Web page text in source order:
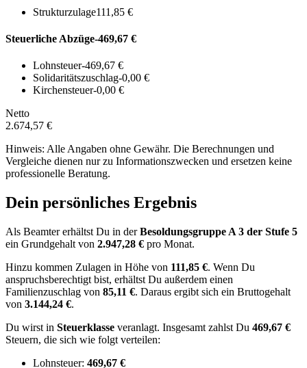
Strukturzulage111,85 €
Steuerliche Abzüge-469,67 €
Lohnsteuer-469,67 €
Solidaritätszuschlag-0,00 €
Kirchensteuer-0,00 €
Netto
2.674,57 €
Hinweis: Alle Angaben ohne Gewähr. Die Berechnungen und
Vergleiche dienen nur zu Informationszwecken und ersetzen keine
professionelle Beratung.
Dein persönliches Ergebnis
Als Beamter erhältst Du in derBesoldungsgruppe A 3 der Stufe 5
ein Grundgehalt von 2.947,28 € pro Monat.
Hinzu kommen Zulagen in Höhe von 111,85 €. Wenn Du
anspruchsberechtigt bist, erhältst Du außerdem einen
Familienzuschlag von 85,11 €. Daraus ergibt sich ein Bruttogehalt
von 3.144,24 €.
Du wirst in Steuerklasse veranlagt. Insgesamt zahlst Du 469,67 €
Steuern, die sich wie folgt verteilen:
Lohnsteuer: 469,67 €